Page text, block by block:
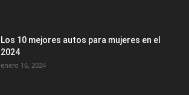
Los 10 mejores autos para mujeres en el
2024
enero 16, 2024